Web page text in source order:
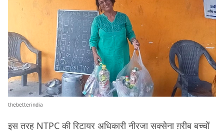
thebetterindia
इस तरह NTPC की रिटायर अधिकारी नीरजा सक्सेना ग़रीब बच्चों